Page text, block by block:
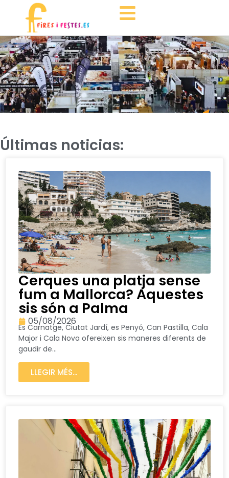
Últimas noticias:
Cerques una platja sense
fum a Mallorca? Aquestes
sis són a Palma
05/08/2026
Es Carnatge, Ciutat Jardí, es Penyó, Can Pastilla, Cala
Major i Cala Nova ofereixen sis maneres diferents de
gaudir de...
LLEGIR MÉS...